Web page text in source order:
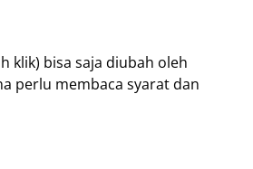
klik) bisa saja diubah oleh
perlu membaca syarat dan